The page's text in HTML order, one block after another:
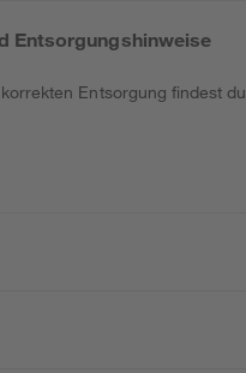
Entsorgungshinweise
Entsorgung findest du